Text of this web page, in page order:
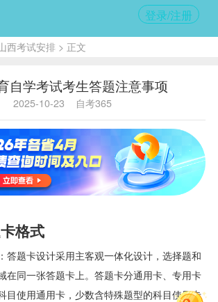
登录/注册
西考试安排> 正文
自学考试考生答题注意事项
2025-10-23 自考365
格式
答题卡设计采用主客观一体化设计，选择题和
在同一张答题卡上。答题卡分通用卡、专用卡
目使用通用卡，少数含特殊题型的科目使用专